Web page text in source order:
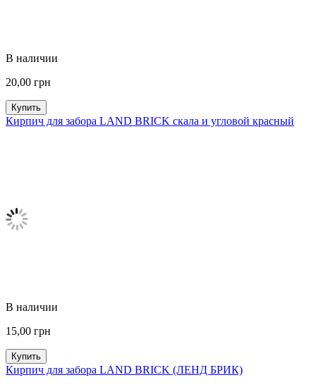
В наличии
20,00 грн
Купить
Кирпич для забора LAND BRICK скала и угловой красный
В наличии
15,00 грн
Купить
Кирпич для забора LAND BRICK (ЛЕНД БРИК)